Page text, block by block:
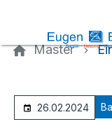
Master
26.02.2024